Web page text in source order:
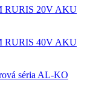
RURIS 20V AKU
RURIS 40V AKU
AL-KO